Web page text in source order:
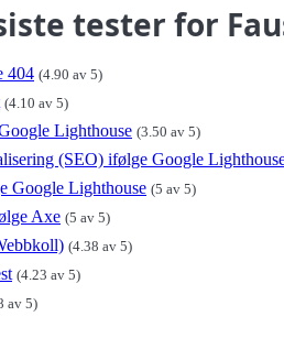
tester for
404 (4.90 av 5)
(4.10 av 5)
Lighthouse (3.50 av 5)
(SEO) ifølge Google
Google Lighthouse (5 av 5)
Axe (5 av 5)
(4.38 av 5)
(4.23 av 5)
av 5)